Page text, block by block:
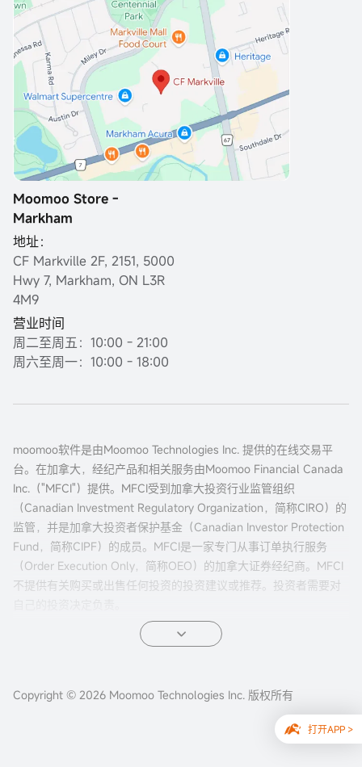
打开APP >
Moomoo Store -
Markham
地址：
CF Markville 2F, 2151, 5000
Hwy 7, Markham, ON L3R
4M9
营业时间
周二至周五：10:00 - 21:00
周六至周一：10:00 - 18:00
moomoo软件是由Moomoo Technologies Inc. 提供的在线交易平
台。在加拿大，经纪产品和相关服务由Moomoo Financial Canada
Inc.（"MFCI"）提供。MFCI受到加拿大投资行业监管组织
（Canadian Investment Regulatory Organization，简称CIRO）的
监管，并是加拿大投资者保护基金（Canadian Investor Protection
Fund，简称CIPF）的成员。MFCI是一家专门从事订单执行服务
（Order Execution Only，简称OEO）的加拿大证券经纪商。MFCI
不提供有关购买或出售任何投资的投资建议或推荐。投资者需要对
所有投资都涉及风险，包括可能的本金损失。过往的证券、市场或
因素而异。市场波动、交易量和系统可用性可能会延迟账户访问和
Copyright © 2026 Moomoo Technologies Inc. 版权所有